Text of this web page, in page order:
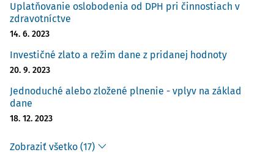
Uplatňovanie oslobodenia od DPH pri činnostiach v
zdravotníctve
14. 6. 2023
Investičné zlato a režim dane z pridanej hodnoty
20. 9. 2023
Jednoduché alebo zložené plnenie - vplyv na základ
dane
18. 12. 2023
Zobraziť všetko (17)